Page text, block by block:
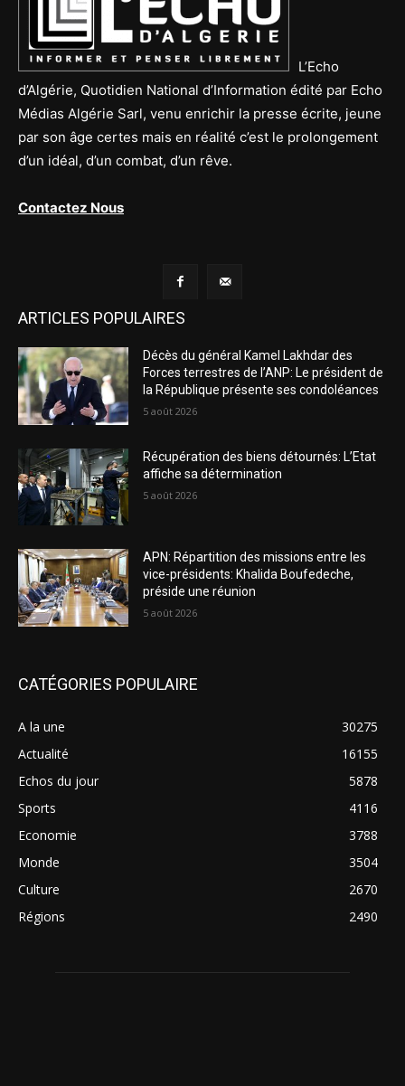
L’Echo
d’Algérie, Quotidien National d’Information édité par Echo
Médias Algérie Sarl, venu enrichir la presse écrite, jeune
par son âge certes mais en réalité c’est le prolongement
d’un idéal, d’un combat, d’un rêve.
Contactez Nous
ARTICLES POPULAIRES
Décès du général Kamel Lakhdar des
Forces terrestres de l’ANP: Le président de
la République présente ses condoléances
5 août 2026
Récupération des biens détournés: L’Etat
affiche sa détermination
5 août 2026
APN: Répartition des missions entre les
vice-présidents: Khalida Boufedeche,
préside une réunion
5 août 2026
CATÉGORIES POPULAIRE
A la une
30275
Actualité
16155
Echos du jour
5878
Sports
4116
Economie
3788
Monde
3504
Culture
2670
Régions
2490